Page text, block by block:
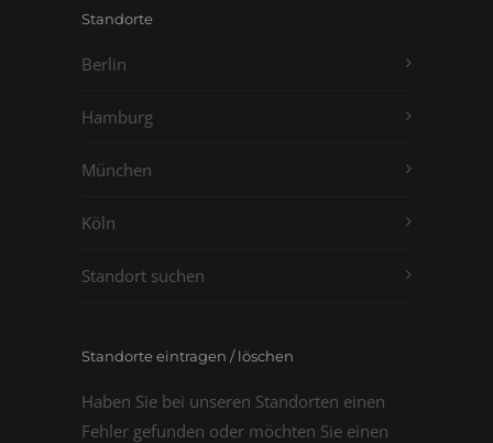
Standorte
Berlin
Hamburg
München
Köln
Standort suchen
Standorte eintragen / löschen
Haben Sie bei unseren Standorten einen
Fehler gefunden oder möchten Sie einen